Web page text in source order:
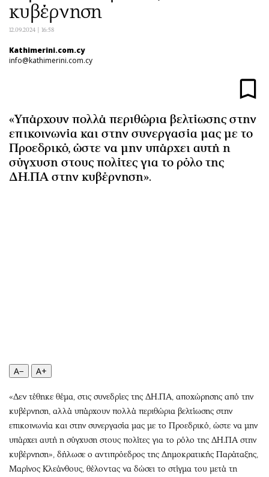
Αθλητισμός
Κύπρος
Ελλάδα
Διεθνή
Οικονομία
Real Estate
Επιχειρήσεις
Αγορές
Θέατρο-Χορός
Μουσική
Εικαστικά
Βιβλίο
Χειρόγραφα
Πολιτική
Οικονομία
Γενικά
Αναδρομές
Uncut
Προσφορές
Προσωπικότητες στην ''Κ''
Επιστολές
κυβέρνηση
12.09.2024 | 16:58
Kathimerini.com.cy
info@kathimerini.com.cy
«Υπάρχουν πολλά περιθώρια βελτίωσης στην
επικοινωνία και στην συνεργασία μας με το
Προεδρικό, ώστε να μην υπάρχει αυτή η
σύγχυση στους πολίτες για το ρόλο της
ΔΗ.ΠΑ στην κυβέρνηση».
A− A+
«Δεν τέθηκε θέμα, στις συνεδρίες της ΔΗ.ΠΑ, αποχώρησης από την
κυβέρνηση, αλλά υπάρχουν πολλά περιθώρια βελτίωσης στην
επικοινωνία και στην συνεργασία μας με το Προεδρικό, ώστε να μην
υπάρχει αυτή η σύγχυση στους πολίτες για το ρόλο της ΔΗ.ΠΑ στην
κυβέρνηση», δήλωσε ο αντιπρόεδρος της Δημοκρατικής Παράταξης,
Μαρίνος Κλεάνθους, θέλοντας να δώσει το στίγμα του μετά τη